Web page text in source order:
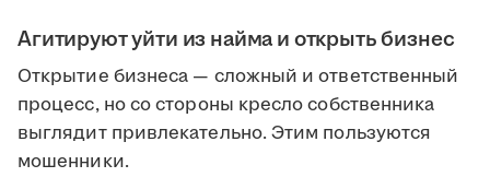
Агитируют уйти из найма и открыть бизнес
Открытие бизнеса — сложный и ответственный
процесс, но со стороны кресло собственника
выглядит привлекательно. Этим пользуются
мошенники.